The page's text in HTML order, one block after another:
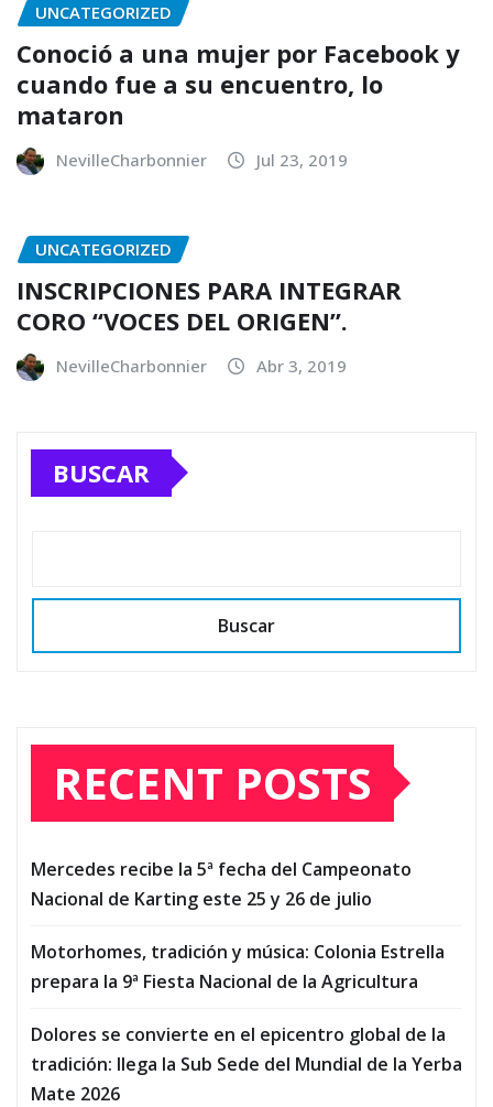
UNCATEGORIZED
Conoció a una mujer por Facebook y
cuando fue a su encuentro, lo
mataron
NevilleCharbonnier Jul 23, 2019
UNCATEGORIZED
INSCRIPCIONES PARA INTEGRAR
CORO “VOCES DEL ORIGEN”.
NevilleCharbonnier Abr 3, 2019
BUSCAR
Buscar
RECENT POSTS
Mercedes recibe la 5ª fecha del Campeonato
Nacional de Karting este 25 y 26 de julio
Motorhomes, tradición y música: Colonia Estrella
prepara la 9ª Fiesta Nacional de la Agricultura
Dolores se convierte en el epicentro global de la
tradición: llega la Sub Sede del Mundial de la Yerba
Mate 2026